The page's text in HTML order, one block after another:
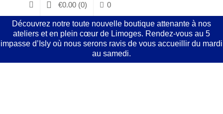
€0.00 (0) 0
Découvrez notre toute nouvelle boutique attenante à nos
ateliers et en plein cœur de Limoges. Rendez-vous au 5
impasse d’Isly où nous serons ravis de vous accueillir du mardi
au samedi.